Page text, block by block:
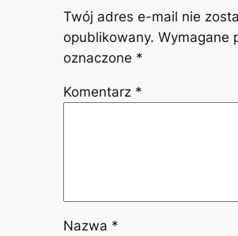
Twój adres e-mail nie
opublikowany. Wymagane
oznaczone *
Komentarz *
Nazwa *